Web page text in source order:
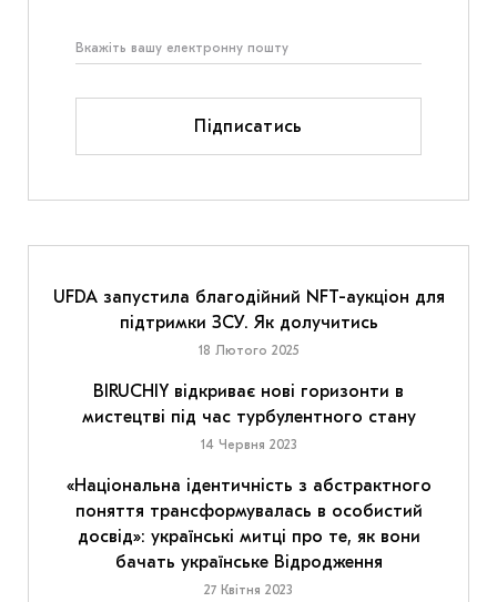
Підписатись
UFDA запустила благодійний NFT-аукціон для
підтримки ЗСУ. Як долучитись
18 Лютого 2025
BIRUCHIY відкриває нові горизонти в
мистецтві під час турбулентного стану
14 Червня 2023
«Національна ідентичність з абстрактного
поняття трансформувалась в особистий
досвід»: українські митці про те, як вони
бачать українське Відродження
27 Квітня 2023